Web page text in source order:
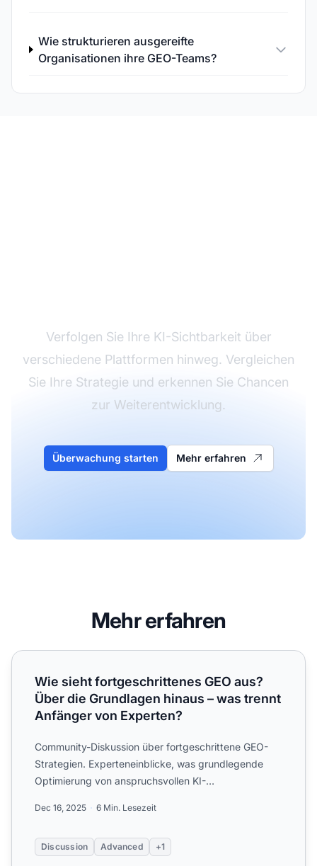
Wie strukturieren ausgereifte
Organisationen ihre GEO-Teams?
Verfolgen Sie Ihre KI-Sichtbarkeit über
verschiedene Plattformen hinweg. Vergleichen
Sie Ihre Strategie und erkennen Sie Chancen
zur Weiterentwicklung.
Überwachung starten Mehr erfahren
Mehr erfahren
Wie sieht fortgeschrittenes GEO aus? Über die
Wie sieht fortgeschrittenes GEO aus?
Über die Grundlagen hinaus – was trennt
Anfänger von Experten?
Community-Diskussion über fortgeschrittene GEO-
Strategien. Experteneinblicke, was grundlegende
Optimierung von anspruchsvollen KI-
Dec 16, 2025 6 Min. Lesezeit
Discussion Advanced +1